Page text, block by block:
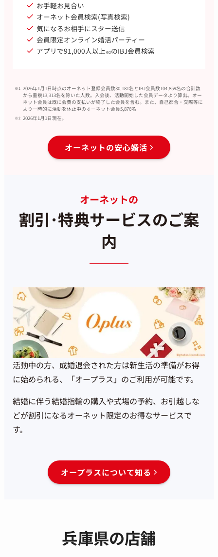
お手軽お見合い
オーネット会員検索(写真検索)
気になるお相手にスター送信
会員限定オンライン婚活パーティー
アプリで91,000人以上 ※2のIBJ会員検索
2026年1月1日時点のオーネット登録会員数30,181名とIBJ会員数104,859名の合計数
から重複13,313名を除いた人数。入会後、活動開始した会員データより算出。オー
ネット会員は既に会費の支払いが終了した会員を含む。また、自己都合・交際等に
より一時的に活動を休止中のオーネット会員5,876名
2026年1月1日現在。
オーネットの安心婚活
オーネットの
割引･特典サービスのご案
内
活動中の方、成婚退会された方は新生活の準備がお得
に始められる、「オープラス」のご利用が可能です。
結婚に伴う結婚指輪の購入や式場の予約、 お引越しな
どが割引になるオーネット限定のお得なサービスで
す。
オープラスについて知る
兵庫県の店舗